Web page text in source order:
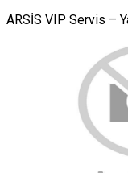
ARSİS VIP Servis –